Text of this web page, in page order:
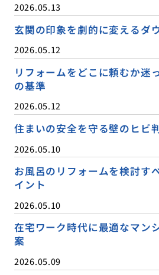
2026.05.13
玄関の印象を劇的に変えるダ
2026.05.12
リフォームをどこに頼むか迷
の基準
2026.05.12
住まいの安全を守る壁のヒビ
2026.05.10
お風呂のリフォームを検討す
イント
2026.05.10
在宅ワーク時代に最適なマン
案
2026.05.09